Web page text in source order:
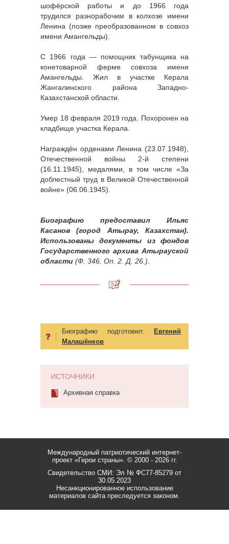
шофёрской работы и до 1966 года
трудился разнорабочим в колхозе имени
Ленина (позже преобразованном в совхоз
имени Амангельды).
С 1966 года — помощник табунщика на
конетоварной ферме совхоза имени
Амангельды. Жил в участке Керала
Жангалинского района Западно-
Казахстанской области.
Умер 18 февраля 2019 года. Похоронен на
кладбище участка Керала.
Награждён орденами Ленина (23.07.1948),
Отечественной войны 2-й степени
(16.11.1945), медалями, в том числе «За
доблестный труд в Великой Отечественной
войне» (06.06.1945).
Биографию предоставил Ильяс
Касанов (город Атырау, Казахстан).
Использованы документы из фондов
Государственного архива Атырауской
области (Ф. 346. Оп. 2. Д. 26.)
Биографию подготовил: Евгений
Малашёнков
ИСТОЧНИКИ
Архивная справка
Международный патриотический интернет-
проект «Герои страны». © 2000 - 2026 гг.
Свидетельство СМИ: Эл № ФС77-85279 от
30.05.2023
Несанкционированное использование
материалов сайта преследуется законом.